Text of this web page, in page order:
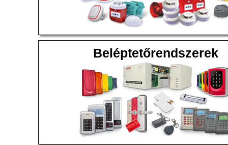
Beléptetőrendszerek